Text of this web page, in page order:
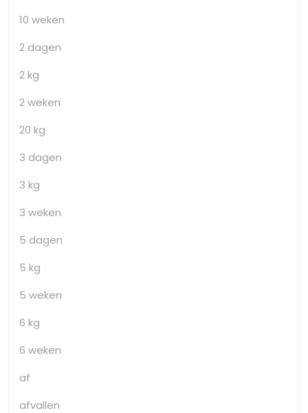
10 weken
2 dagen
2 kg
2 weken
20 kg
3 dagen
3 kg
3 weken
5 dagen
5 kg
5 weken
6 kg
6 weken
af
afvallen